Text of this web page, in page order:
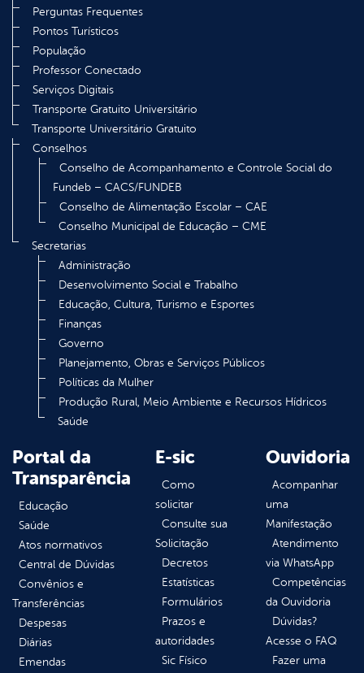
Perguntas Frequentes
Pontos Turísticos
População
Professor Conectado
Serviços Digitais
Transporte Gratuito Universitário
Transporte Universitário Gratuito
Conselhos
Conselho de Acompanhamento e Controle Social do
Fundeb – CACS/FUNDEB
Conselho de Alimentação Escolar – CAE
Conselho Municipal de Educação – CME
Secretarias
Administração
Desenvolvimento Social e Trabalho
Educação, Cultura, Turismo e Esportes
Finanças
Governo
Planejamento, Obras e Serviços Públicos
Políticas da Mulher
Produção Rural, Meio Ambiente e Recursos Hídricos
Saúde
Portal da
Transparência
Educação
Saúde
Atos normativos
Central de Dúvidas
Convênios e
Transferências
Despesas
Diárias
Emendas
E-sic
Como
solicitar
Consulte sua
Solicitação
Decretos
Estatísticas
Formulários
Prazos e
autoridades
Sic Físico
Ouvidoria
Acompanhar
uma
Manifestação
Atendimento
via WhatsApp
Competências
da Ouvidoria
Dúvidas?
Acesse o FAQ
Fazer uma